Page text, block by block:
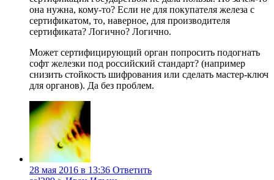
она нужна, кому-то? Если не для покупателя железа с
сертификатом, то, наверное, для производителя
сертификата? Логично? Логично.
Может сертифицирующий орган попросить подогнать
софт железки под российский стандарт? (например
снизить стойкость шифрования или сделать мастер-ключ
для органов). Да без проблем.
28 мая 2016 в 13:36 Ответить